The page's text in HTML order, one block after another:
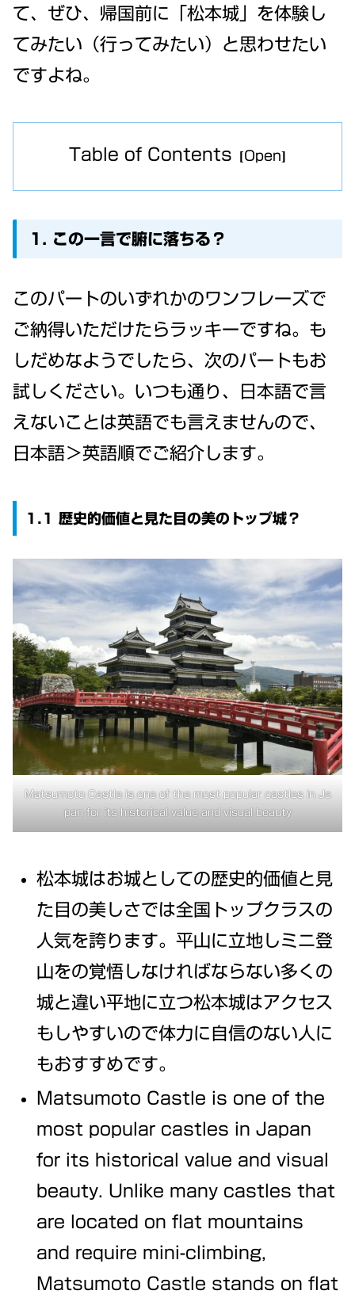
て、ぜひ、帰国前に「松本城」を体験し
てみたい（行ってみたい）と思わせたい
ですよね。
Table of Contents
1. この一言で腑に落ちる？
このパートのいずれかのワンフレーズで
ご納得いただけたらラッキーですね。も
しだめなようでしたら、次のパートもお
試しください。いつも通り、日本語で言
えないことは英語でも言えませんので、
日本語＞英語順でご紹介します。
1.1 歴史的価値と見た目の美のトップ城？
Matsumoto Castle is one of the most popular castles in Ja
pan for its historical value and visual beauty
松本城はお城としての歴史的価値と見
た目の美しさでは全国トップクラスの
人気を誇ります。平山に立地しミニ登
山をの覚悟しなければならない多くの
城と違い平地に立つ松本城はアクセス
もしやすいので体力に自信のない人に
もおすすめです。
Matsumoto Castle is one of the
most popular castles in Japan
for its historical value and visual
beauty. Unlike many castles that
are located on flat mountains
and require mini-climbing,
Matsumoto Castle stands on flat